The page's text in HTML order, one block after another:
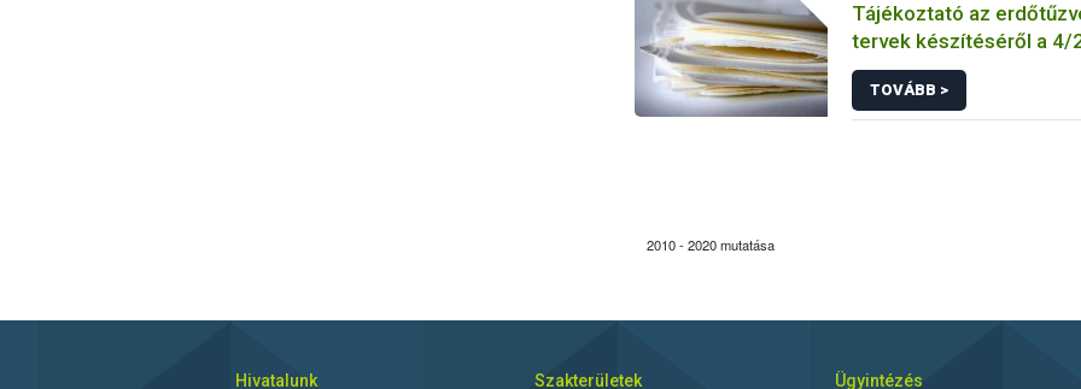
Tájékoztató az
tervek készítéséről a 4/
ÖM rendelet előírásai
TOVÁBB >
2010 - 2020 mutatása
Hivatalunk Szakterületek Ügyintézés